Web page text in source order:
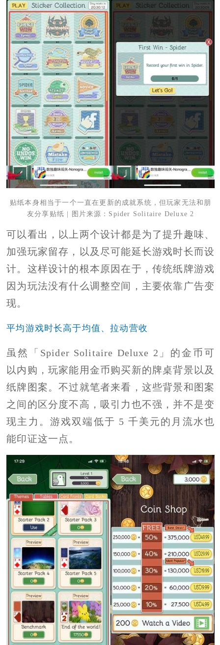
贴纸本身相当于一个一直在更新的成就系统，但玩家无法和朋
友分享贴纸 | 图片来源：Spider Solitaire Deluxe 2
可以看出，以上两个设计都是为了提升趣味、
加强玩家留存，以及尽可能延长游戏时长而设
计。这样设计的根本原因在于，传统纸牌游戏
因为玩法没有什么调整空间，主要依靠广告变
现。
平均游戏时长高于均值、拉动营收
虽然「Spider Solitaire Deluxe 2」的金币可
以内购，玩家能用金币购买新的牌桌背景以及
纸牌图案。不过就笔者来看，这些背景和图案
之间的区分度不高，吸引力也不强，并不是变
现主力。游戏双端低于 5 千美元的月流水也
能印证这一点。